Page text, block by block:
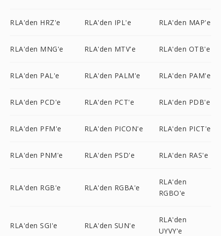
RLA'den HRZ'e RLA'den IPL'e RLA'den MAP'e
RLA'den MNG'e RLA'den MTV'e RLA'den OTB'e
RLA'den PAL'e RLA'den PALM'e RLA'den PAM'e
RLA'den PCD'e RLA'den PCT'e RLA'den PDB'e
RLA'den PFM'e RLA'den PICON'e RLA'den PICT'e
RLA'den PNM'e RLA'den PSD'e RLA'den RAS'e
RLA'den RGB'e RLA'den RGBA'e
RLA'den
RGBO'e
RLA'den SGI'e RLA'den SUN'e
RLA'den
UYVY'e